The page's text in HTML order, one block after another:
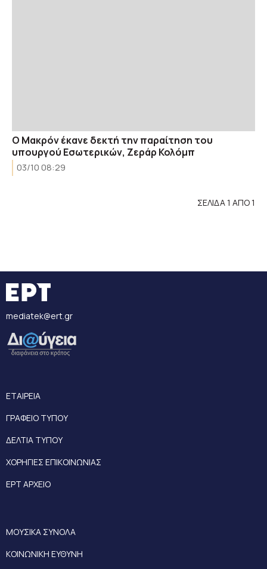
Ο Μακρόν έκανε δεκτή την παραίτηση του
υπουργού Εσωτερικών, Ζεράρ Κολόμπ
03/10 08:29
ΣΕΛΙΔΑ 1 ΑΠΟ 1
mediatek@ert.gr
ΕΤΑΙΡΕΙΑ
ΓΡΑΦΕΙΟ ΤΥΠΟΥ
ΔΕΛΤΙΑ ΤΥΠΟΥ
ΧΟΡΗΓΙΕΣ ΕΠΙΚΟΙΝΩΝΙΑΣ
ΕΡΤ ΑΡΧΕΙΟ
ΜΟΥΣΙΚΑ ΣΥΝΟΛΑ
ΚΟΙΝΩΝΙΚΗ ΕΥΘΥΝΗ